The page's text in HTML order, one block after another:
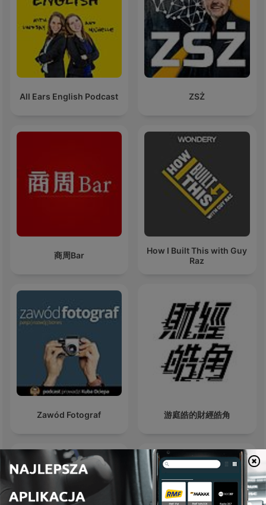
All Ears English Podcast ZSŻ
商周Bar
How I Built This with Guy
Raz
Zawód Fotograf 游庭皓的財經皓角